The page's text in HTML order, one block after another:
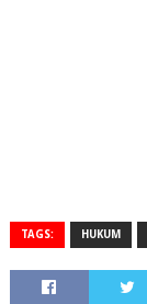
TAGS: HUKUM